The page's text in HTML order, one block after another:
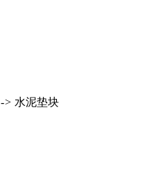
-> 水泥垫块